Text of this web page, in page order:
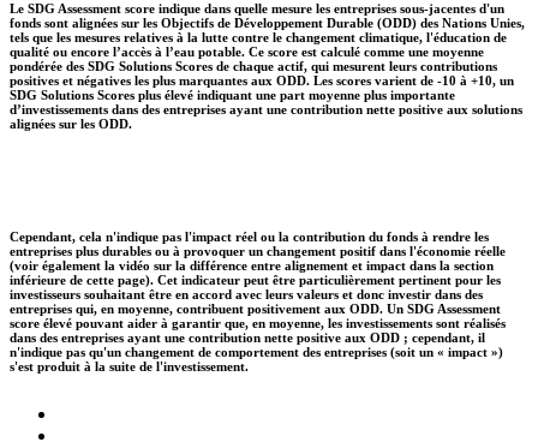
Le SDG Assessment score indique dans quelle mesure les entreprises sous-jacentes d'un
fonds sont alignées sur les Objectifs de Développement Durable (ODD) des Nations Unies,
tels que les mesures relatives à la lutte contre le changement climatique, l'éducation de
qualité ou encore l’accès à l’eau potable. Ce score est calculé comme une moyenne
pondérée des SDG Solutions Scores de chaque actif, qui mesurent leurs contributions
positives et négatives les plus marquantes aux ODD. Les scores varient de -10 à +10, un
SDG Solutions Scores plus élevé indiquant une part moyenne plus importante
d’investissements dans des entreprises ayant une contribution nette positive aux solutions
alignées sur les ODD.
Cependant, cela n'indique pas l'impact réel ou la contribution du fonds à rendre les
entreprises plus durables ou à provoquer un changement positif dans l'économie réelle
(voir également la vidéo sur la différence entre alignement et impact dans la section
inférieure de cette page). Cet indicateur peut être particulièrement pertinent pour les
investisseurs souhaitant être en accord avec leurs valeurs et donc investir dans des
entreprises qui, en moyenne, contribuent positivement aux ODD. Un SDG Assessment
score élevé pouvant aider à garantir que, en moyenne, les investissements sont réalisés
dans des entreprises ayant une contribution nette positive aux ODD ; cependant, il
n'indique pas qu'un changement de comportement des entreprises (soit un « impact »)
s'est produit à la suite de l'investissement.